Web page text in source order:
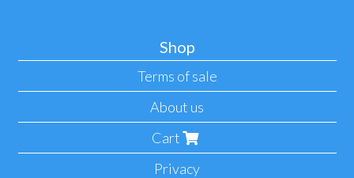
Shop
Terms of sale
About us
Cart
Privacy